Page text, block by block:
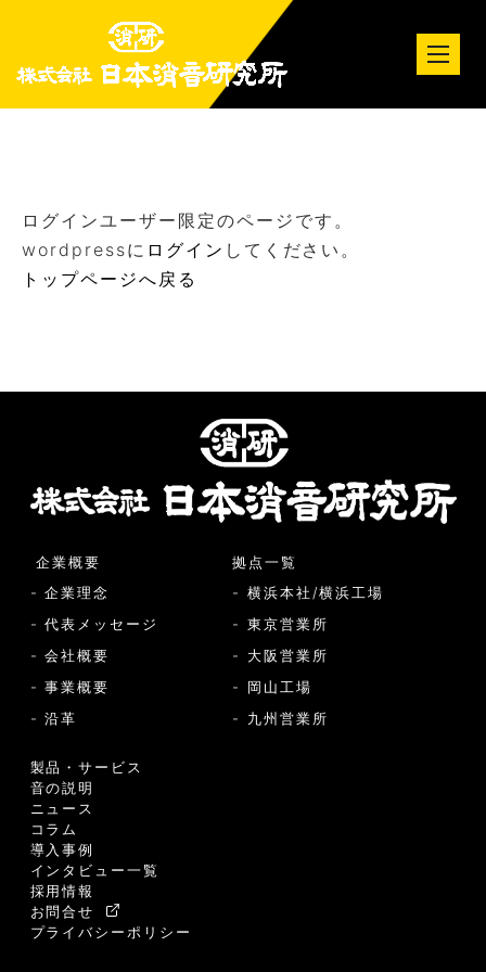
ログインユーザー限定のページです。
wordpressに ログイン してください。
トップページへ戻る
企業概要
- 企業理念
- 代表メッセージ
- 会社概要
- 事業概要
- 沿革
製品・サービス
音の説明
ニュース
コラム
導入事例
インタビュー一覧
採用情報
お問合せ
プライバシーポリシー
拠点一覧
- 横浜本社/横浜工場
- 東京営業所
- 大阪営業所
- 岡山工場
- 九州営業所